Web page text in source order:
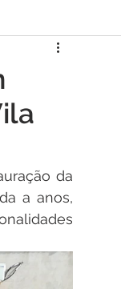
Ambiente
Parlamentar
da
a anos,